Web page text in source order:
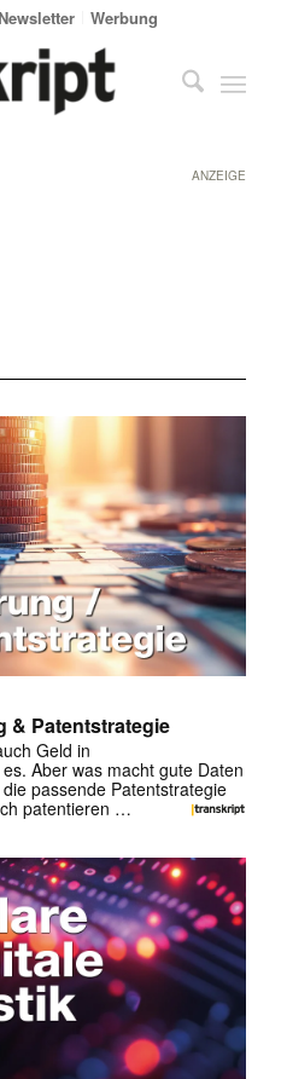
Newsletter Werbung
ANZEIGE
& Patentstrategie
Geld in
Aber was macht gute Daten
passende Patentstrategie
patentieren …